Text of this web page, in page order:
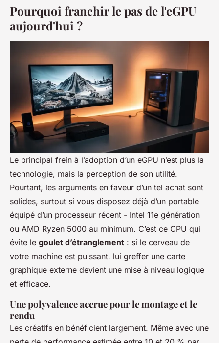
Pourquoi franchir le pas de l'eGPU
aujourd'hui ?
Le principal frein à l’adoption d’un eGPU n’est plus la
technologie, mais la perception de son utilité.
Pourtant, les arguments en faveur d’un tel achat sont
solides, surtout si vous disposez déjà d’un portable
équipé d’un processeur récent - Intel 11e génération
ou AMD Ryzen 5000 au minimum. C’est ce CPU qui
évite le goulet d’étranglement : si le cerveau de
votre machine est puissant, lui greffer une carte
graphique externe devient une mise à niveau logique
et efficace.
Une polyvalence accrue pour le montage et le
rendu
Les créatifs en bénéficient largement. Même avec une